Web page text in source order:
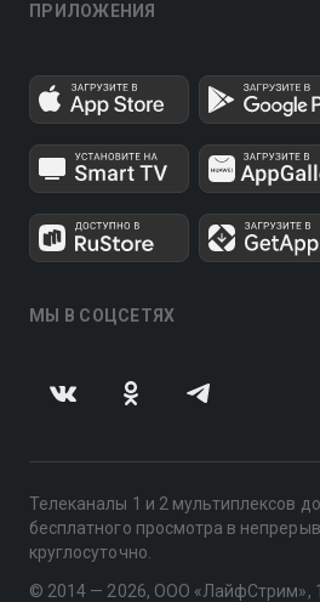
ПРИЛОЖЕНИЯ
МЫ В СОЦСЕТЯХ
Телеканалы 1 и 2 мультиплексов
бесплатного просмотра в
круглосуточно.
© 2014 — 2026, ООО «ЛайфСтрим»,